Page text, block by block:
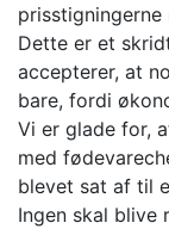
prisstigningerne
Dette er et
accepterer, at
bare, fordi
Vi er glade for,
med
blevet sat af til
Ingen skal blive